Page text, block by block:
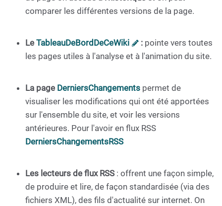
comparer les différentes versions de la page.
Le TableauDeBordDeCeWiki : pointe vers toutes
les pages utiles à l'analyse et à l'animation du site.
La page DerniersChangements permet de
visualiser les modifications qui ont été apportées
sur l'ensemble du site, et voir les versions
antérieures. Pour l'avoir en flux RSS
DerniersChangementsRSS
Les lecteurs de flux RSS : offrent une façon simple,
de produire et lire, de façon standardisée (via des
fichiers XML), des fils d'actualité sur internet. On